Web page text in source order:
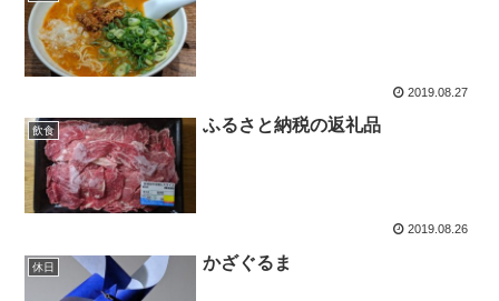
2019.08.27
飲食 ふるさと納税の返礼品
2019.08.26
休日 かざぐるま